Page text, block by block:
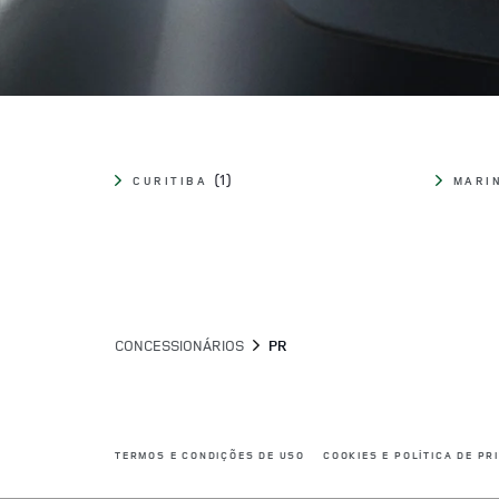
CURITIBA
CONCESSIONÁRIOS PR
TERMOS E CONDIÇÕES DE USO LINK OPENS IN NEW TAB
COOKIES E POLÍTICA DE